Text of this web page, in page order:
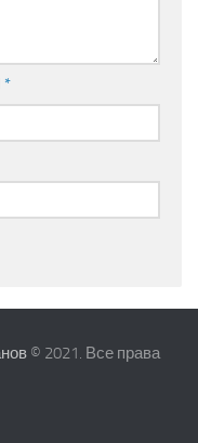
*
© 2021. Все права